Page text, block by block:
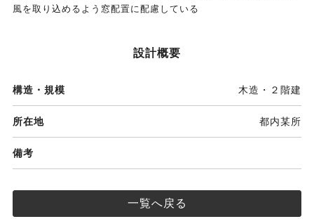
風を取り込めるよう窓配置に配慮している
設計概要
構造・規模 木造・２階建
所在地 都内某所
備考
一覧へ戻る